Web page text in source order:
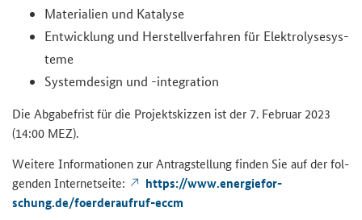
Ma­te­ria­li­en und Ka­ta­ly­se
Ent­wick­lung und Her­stell­ver­fah­ren für Elek­tro­ly­se­sys­
te­me
Sys­tem­de­sign und -​integration
Die Ab­ga­be­frist für die Pro­jekt­skiz­zen ist der 7. Fe­bru­ar 2023
(14:00 MEZ).
Wei­te­re In­for­ma­tio­nen zur An­trag­stel­lung fin­den Sie auf der fol­
gen­den In­ter­net­sei­te:
https://www.en­er­gie­for­
schung.de/foerderaufruf-​eccm